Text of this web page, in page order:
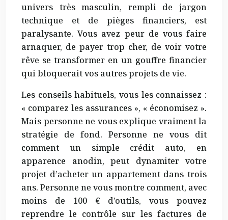
univers très masculin, rempli de jargon
technique et de pièges financiers, est
paralysante. Vous avez peur de vous faire
arnaquer, de payer trop cher, de voir votre
rêve se transformer en un gouffre financier
qui bloquerait vos autres projets de vie.
Les conseils habituels, vous les connaissez :
« comparez les assurances », « économisez ».
Mais personne ne vous explique vraiment la
stratégie de fond. Personne ne vous dit
comment un simple crédit auto, en
apparence anodin, peut dynamiter votre
projet d’acheter un appartement dans trois
ans. Personne ne vous montre comment, avec
moins de 100 € d’outils, vous pouvez
reprendre le contrôle sur les factures de